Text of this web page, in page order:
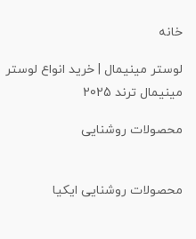
خانه
لوستر مینیمال | خرید انواع لوستر
مینیمال ترند 2025
محصولات روشنایی
محصولات روشنایی ایکیا